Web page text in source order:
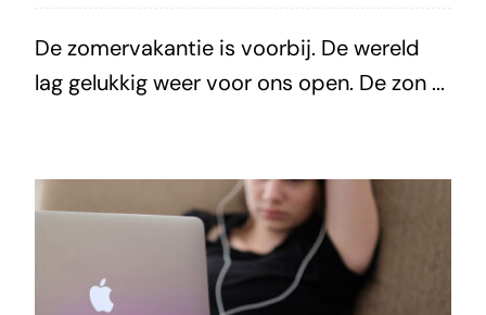
De zomervakantie is voorbij. De wereld
lag gelukkig weer voor ons open. De zon ...